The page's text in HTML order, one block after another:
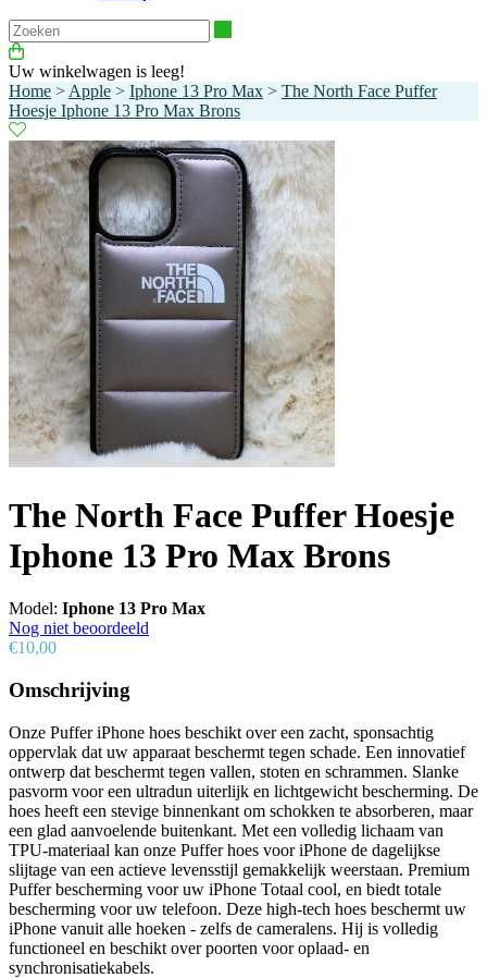
Uw winkelwagen is leeg!
Home > Apple > Iphone 13 Pro Max > The North Face Puffer
Hoesje Iphone 13 Pro Max Brons
The North Face Puffer Hoesje
Iphone 13 Pro Max Brons
Model: Iphone 13 Pro Max
Nog niet beoordeeld
€10,00
Omschrijving
Onze Puffer iPhone hoes beschikt over een zacht, sponsachtig
oppervlak dat uw apparaat beschermt tegen schade. Een innovatief
ontwerp dat beschermt tegen vallen, stoten en schrammen. Slanke
pasvorm voor een ultradun uiterlijk en lichtgewicht bescherming. De
hoes heeft een stevige binnenkant om schokken te absorberen, maar
een glad aanvoelende buitenkant. Met een volledig lichaam van
TPU-materiaal kan onze Puffer hoes voor iPhone de dagelijkse
slijtage van een actieve levensstijl gemakkelijk weerstaan. Premium
Puffer bescherming voor uw iPhone Totaal cool, en biedt totale
bescherming voor uw telefoon. Deze high-tech hoes beschermt uw
iPhone vanuit alle hoeken - zelfs de cameralens. Hij is volledig
functioneel en beschikt over poorten voor oplaad- en
synchronisatiekabels.